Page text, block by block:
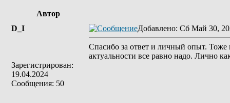
Автор
D_I
Зарегистрирован:
19.04.2024
Сообщения: 50
Добавлено: Сб Май 30,
Спасибо за ответ и личный опыт. Тоже
актуальности все равно надо. Лично